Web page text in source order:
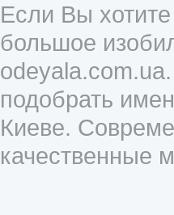
Если Вы
большое
подобрать
Киеве.
качественные